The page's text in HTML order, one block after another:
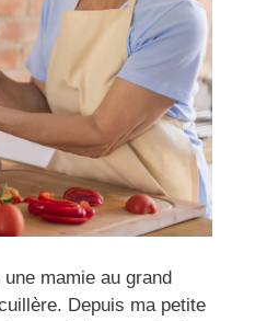
mamie au grand
Depuis ma petite